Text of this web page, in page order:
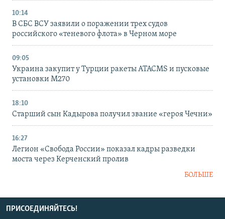
10:14
В СБС ВСУ заявили о поражении трех судов
российского «теневого флота» в Черном море
09:05
Украина закупит у Турции ракеты ATACMS и пусковые
установки M270
18:10
Старший сын Кадырова получил звание «героя Чечни»
16:27
Легион «Свобода России» показал кадры разведки
моста через Керченский пролив
БОЛЬШЕ
ПРИСОЕДИНЯЙТЕСЬ!